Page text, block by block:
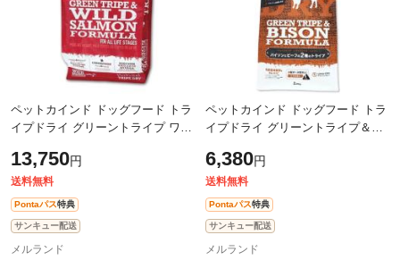
ペットカインド ドッグフード トラ
イプドライ グリーントライプ ワイ
肉 グレインフリー 6.35kg
13,750円
送料無料
Pontaパス特典
サンキュー配送
メルランド
ペットカインド ドッグフード トラ
イプドライ グリーントライプ＆バ
リー 2.72kg
6,380円
送料無料
Pontaパス特典
サンキュー配送
メルランド